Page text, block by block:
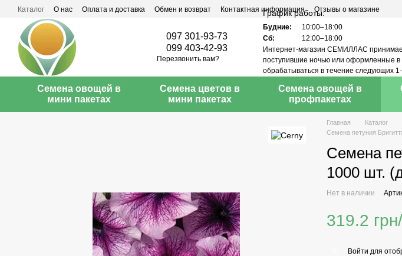
Перейти к основному контенту
Каталог О нас Оплата и доставка Обмен и возврат Контактная информация Отзывы о магазине
097 301-93-73
099 403-42-93
Перезвонить вам?
График работы:
Будние:
10:00–18:00
Сб:
12:00–18:00
Интернет-магазин СЕМИЛЛАС
поступившие ночью или оформленные
обрабатываться в течение следующих
Семена овощей в
мини пакетах
Семена цветов в
мини пакетах
Семена овощей в
профпакетах
Главная Каталог
Семена петуния
Семена
1000 шт.
Нет в наличии
319.2
Войти для